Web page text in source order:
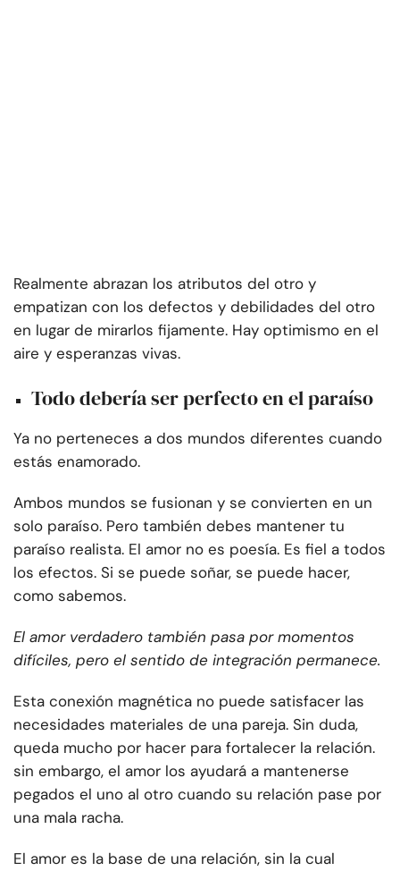
Realmente abrazan los atributos del otro y
empatizan con los defectos y debilidades del otro
en lugar de mirarlos fijamente. Hay optimismo en el
aire y esperanzas vivas.
Todo debería ser perfecto en el paraíso
Ya no perteneces a dos mundos diferentes cuando
estás enamorado.
Ambos mundos se fusionan y se convierten en un
solo paraíso. Pero también debes mantener tu
paraíso realista. El amor no es poesía. Es fiel a todos
los efectos. Si se puede soñar, se puede hacer,
como sabemos.
El amor verdadero también pasa por momentos
difíciles, pero el sentido de integración permanece.
Esta conexión magnética no puede satisfacer las
necesidades materiales de una pareja. Sin duda,
queda mucho por hacer para fortalecer la relación.
sin embargo, el amor los ayudará a mantenerse
pegados el uno al otro cuando su relación pase por
una mala racha.
El amor es la base de una relación, sin la cual